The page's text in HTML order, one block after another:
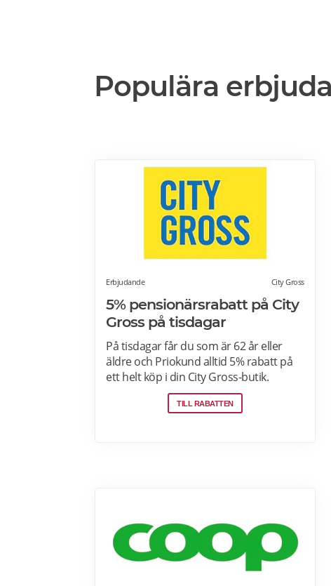
Populära
Erbjudande City Gross
5% pensionärsrabatt på City
Gross på tisdagar
På tisdagar får du som är 62 år eller
äldre och Priokund alltid 5% rabatt på
ett helt köp i din City Gross-butik.
Identifiera dig som Priokund och säg
bara till i kassan i butiken så löser vi in
TILL RABATTEN